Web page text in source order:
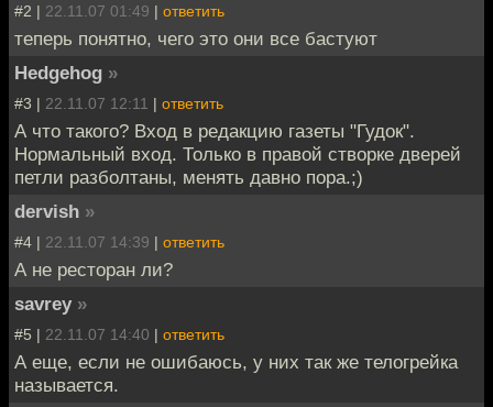
#2 | 22.11.07 01:49 | ответить
теперь понятно, чего это они все бастуют
Hedgehog »
#3 | 22.11.07 12:11 | ответить
А что такого? Вход в редакцию газеты "Гудок".
Нормальный вход. Только в правой створке дверей
петли разболтаны, менять давно пора.;)
dervish »
#4 | 22.11.07 14:39 | ответить
А не ресторан ли?
savrey »
#5 | 22.11.07 14:40 | ответить
А еще, если не ошибаюсь, у них так же телогрейка
называется.